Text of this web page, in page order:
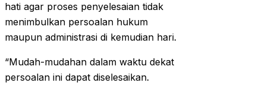
hati agar proses penyelesaian tidak
menimbulkan persoalan hukum
maupun administrasi di kemudian hari.
“Mudah-mudahan dalam waktu dekat
persoalan ini dapat diselesaikan.